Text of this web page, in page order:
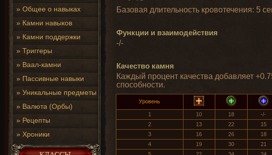
» Общее о навыках
» Камни навыков
» Камни поддержки
» Триггеры
» Ваал-камни
» Пассивные навыки
» Уникальные предметы
» Валюта (Орбы)
» Рецепты
» Хроники
Базовая длительность кровотечения: 5
Функции и взаимодействия
-/-
Качество камня
Каждый процент качества добавляет
способности.
Уровень
1 10 18 -/-
2
13 22 15
3
16 26 18
4
19 30 21